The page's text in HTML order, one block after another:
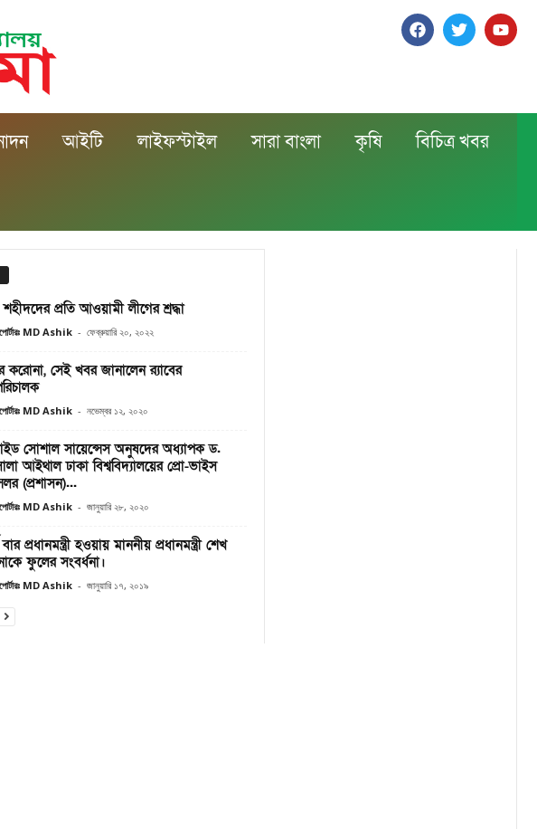
আইটি লাইফস্টাইল সারা বাংলা কৃষি বিচিত্র খবর
শহীদদের প্রতি আওয়ামী লীগের শ্রদ্ধা
MD Ashik - ফেব্রুয়ারি ২০, ২০২২
করোনা, সেই খবর জানালেন র‍্যাবের
MD Ashik - নভেম্বর ১২, ২০২০
সোশাল সায়েন্সেস অনুষদের অধ্যাপক ড.
আইথাল ঢাকা বিশ্ববিদ্যালয়ের প্রো-ভাইস
(প্রশাসন)...
MD Ashik - জানুয়ারি ২৮, ২০২০
প্রধানমন্ত্রী হওয়ায় মাননীয় প্রধানমন্ত্রী শেখ
ফুলের সংবর্ধনা।
MD Ashik - জানুয়ারি ১৭, ২০১৯